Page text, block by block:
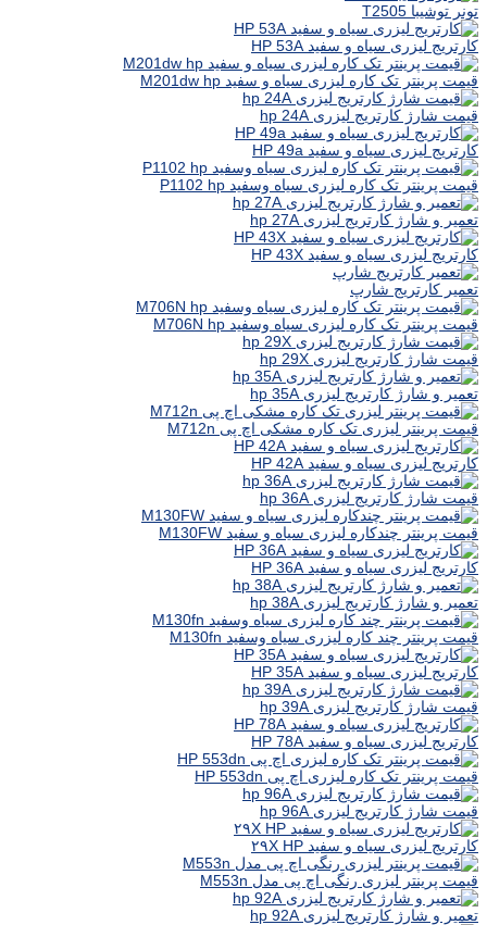
تونر توشیبا T2505
کارتریج لیزری سیاه و سفید HP 53A
قیمت پرینتر تک کاره لیزری سیاه و سفید M201dw hp
قیمت شارژ کارتریج لیزری hp 24A
کارتریج لیزری سیاه و سفید HP 49a
قیمت پرینتر تک کاره لیزری سیاه وسفید P1102 hp
تعمیر و شارژ کارتریج لیزری hp 27A
کارتریج لیزری سیاه و سفید HP 43X
تعمیر کارتریج شارپ
قیمت پرینتر تک کاره لیزری سیاه وسفید M706N hp
قیمت شارژ کارتریج لیزری hp 29X
تعمیر و شارژ کارتریج لیزری hp 35A
قیمت پرینتر لیزری تک کاره مشکی اچ پی M712n
کارتریج لیزری سیاه و سفید HP 42A
قیمت شارژ کارتریج لیزری hp 36A
قیمت پرینتر چندکاره لیزری سیاه و سفید M130FW
کارتریج لیزری سیاه و سفید HP 36A
تعمیر و شارژ کارتریج لیزری hp 38A
قیمت پرینتر چند کاره لیزری سیاه وسفید M130fn
کارتریج لیزری سیاه و سفید HP 35A
قیمت شارژ کارتریج لیزری hp 39A
کارتریج لیزری سیاه و سفید HP 78A
قیمت پرینتر تک کاره لیزری اچ پی HP 553dn
قیمت شارژ کارتریج لیزری hp 96A
کارتریج لیزری سیاه و سفید ۲۹X HP
قیمت پرینتر لیزری رنگی اچ پی مدل M553n
تعمیر و شارژ کارتریج لیزری hp 92A